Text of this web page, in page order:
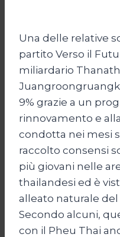
Una delle relative
partito Verso il
miliardario
9% grazie a un
rinnovamento e
condotta nei mesi
raccolto consensi
più giovani nelle
thailandesi ed è
alleato naturale
Secondo alcuni,
con il Pheu Thai